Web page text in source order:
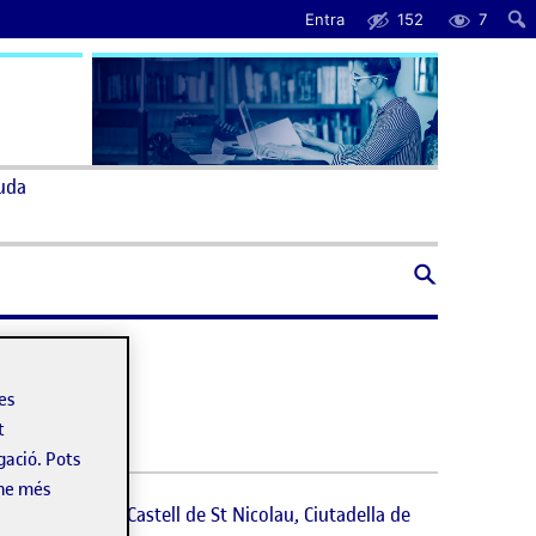
Entra 152 7
la Plaça del Castell de St Nicolau, Ciutadella de
Pots
més